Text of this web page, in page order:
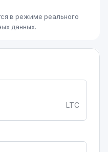
в режиме реального
данных.
LTC